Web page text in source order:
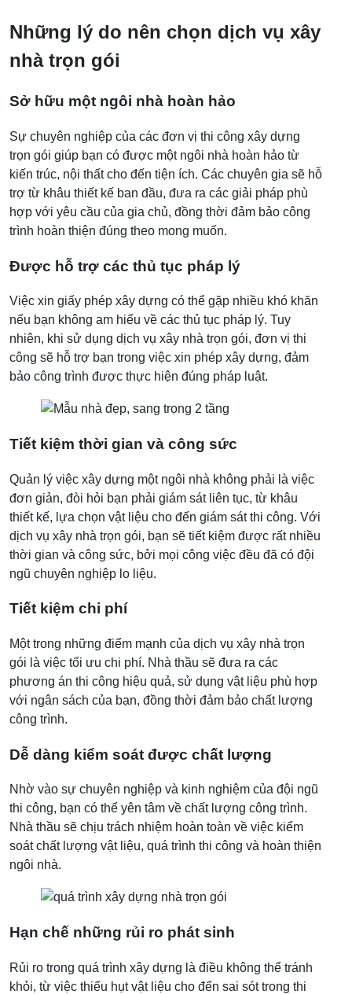
Những lý do nên chọn dịch vụ xây
nhà trọn gói
Sở hữu một ngôi nhà hoàn hảo
Sự chuyên nghiệp của các đơn vị thi công xây dựng
trọn gói giúp bạn có được một ngôi nhà hoàn hảo từ
kiến trúc, nội thất cho đến tiện ích. Các chuyên gia sẽ hỗ
trợ từ khâu thiết kế ban đầu, đưa ra các giải pháp phù
hợp với yêu cầu của gia chủ, đồng thời đảm bảo công
trình hoàn thiện đúng theo mong muốn.
Được hỗ trợ các thủ tục pháp lý
Việc xin giấy phép xây dựng có thể gặp nhiều khó khăn
nếu bạn không am hiểu về các thủ tục pháp lý. Tuy
nhiên, khi sử dụng dịch vụ xây nhà trọn gói, đơn vị thi
công sẽ hỗ trợ bạn trong việc xin phép xây dựng, đảm
bảo công trình được thực hiện đúng pháp luật.
Tiết kiệm thời gian và công sức
Quản lý việc xây dựng một ngôi nhà không phải là việc
đơn giản, đòi hỏi bạn phải giám sát liên tục, từ khâu
thiết kế, lựa chọn vật liệu cho đến giám sát thi công. Với
dịch vụ xây nhà trọn gói, bạn sẽ tiết kiệm được rất nhiều
thời gian và công sức, bởi mọi công việc đều đã có đội
ngũ chuyên nghiệp lo liệu.
Tiết kiệm chi phí
Một trong những điểm mạnh của dịch vụ xây nhà trọn
gói là việc tối ưu chi phí. Nhà thầu sẽ đưa ra các
phương án thi công hiệu quả, sử dụng vật liệu phù hợp
với ngân sách của bạn, đồng thời đảm bảo chất lượng
công trình.
Dễ dàng kiểm soát được chất lượng
Nhờ vào sự chuyên nghiệp và kinh nghiệm của đội ngũ
thi công, bạn có thể yên tâm về chất lượng công trình.
Nhà thầu sẽ chịu trách nhiệm hoàn toàn về việc kiểm
soát chất lượng vật liệu, quá trình thi công và hoàn thiện
ngôi nhà.
Hạn chế những rủi ro phát sinh
Rủi ro trong quá trình xây dựng là điều không thể tránh
khỏi, từ việc thiếu hụt vật liệu cho đến sai sót trong thi